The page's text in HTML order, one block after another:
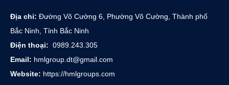
Địa chỉ: Đường Võ Cường 6, Phường Võ Cường, Thành phố
Bắc Ninh, Tỉnh Bắc Ninh
Điện thoại: 0989.243.305
Email: hmlgroup.dt@gmail.com
Website: https://hmlgroups.com